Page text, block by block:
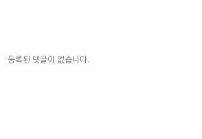
등록된 댓글이 없습니다.